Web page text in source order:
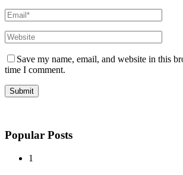
Save my name, email, and website in this
time I comment.
Popular Posts
1